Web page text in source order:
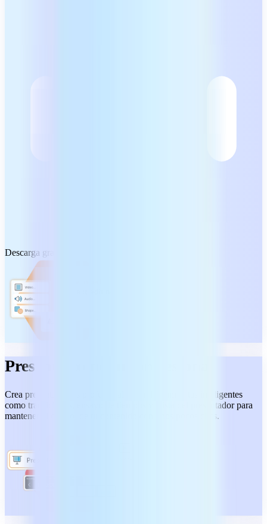
Descarga gratuita
Presenta como un profesional
Crea presentaciones profesionales con herramientas inteligentes
como transiciones, ensayo de tiempos y Vista del presentador para
mantener el control de tu contenido con unos pocos clics.